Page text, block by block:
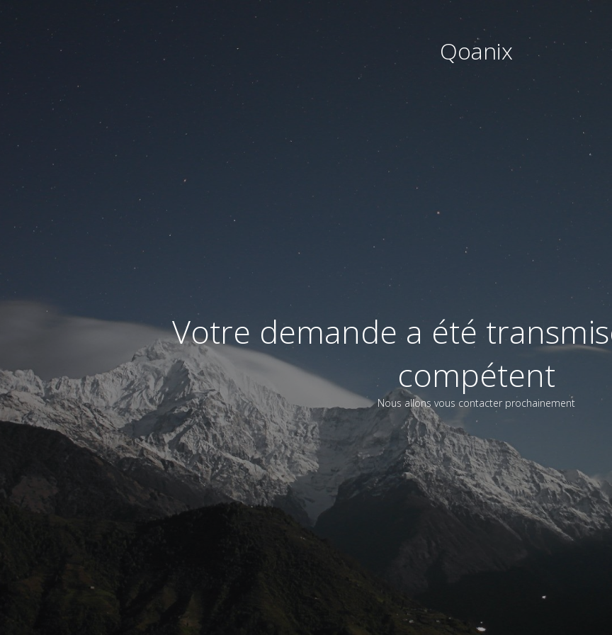
Qoanix
Votre demande a été
compétent
Nous allons vous contacter prochainement